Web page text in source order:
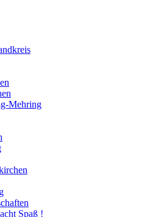
Mehring
Spaß !